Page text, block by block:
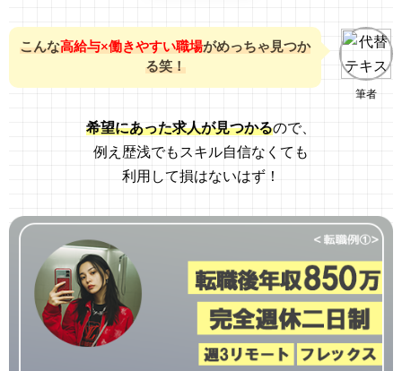
筆者
こんな高給与×働きやすい職場がめっちゃ見つか
る笑！
希望にあった求人が見つかるので、
例え歴浅でもスキル自信なくても
利用して損はないはず！